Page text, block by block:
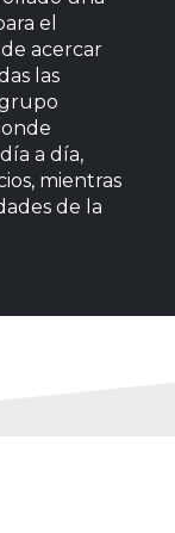
el
acercar
las
a día,
mientras
de la